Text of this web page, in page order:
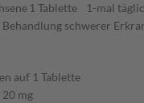
1 Tablette 1-mal
schwerer
auf 1 Tablette
20 mg